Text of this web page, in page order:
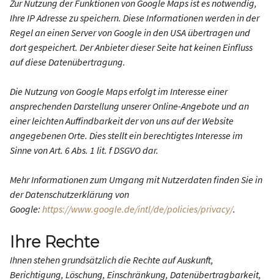
Zur Nutzung der Funktionen von Google Maps ist es notwendig,
Ihre IP Adresse zu speichern. Diese Informationen werden in der
Regel an einen Server von Google in den USA übertragen und
dort gespeichert. Der Anbieter dieser Seite hat keinen Einfluss
auf diese Datenübertragung.
Die Nutzung von Google Maps erfolgt im Interesse einer
ansprechenden Darstellung unserer Online-Angebote und an
einer leichten Auffindbarkeit der von uns auf der Website
angegebenen Orte. Dies stellt ein berechtigtes Interesse im
Sinne von Art. 6 Abs. 1 lit. f DSGVO dar.
Mehr Informationen zum Umgang mit Nutzerdaten finden Sie in
der Datenschutzerklärung von
Google: https://www.google.de/intl/de/policies/privacy/.
Ihre Rechte
Ihnen stehen grundsätzlich die Rechte auf Auskunft,
Berichtigung, Löschung, Einschränkung, Datenübertragbarkeit,